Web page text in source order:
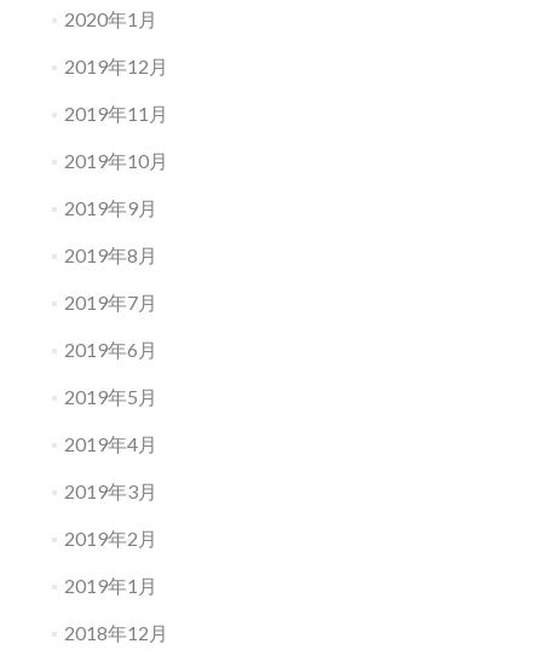
2020年1月
2019年12月
2019年11月
2019年10月
2019年9月
2019年8月
2019年7月
2019年6月
2019年5月
2019年4月
2019年3月
2019年2月
2019年1月
2018年12月